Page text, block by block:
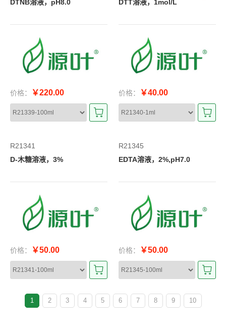
DTNB溶液，pH8.0
价格： ￥220.00
DTT溶液，1mol/L
价格： ￥40.00
R21341
D-木糖溶液，3%
价格： ￥50.00
R21345
EDTA溶液，2%,pH7.0
价格： ￥50.00
1 2 3 4 5 6 7 8 9 10